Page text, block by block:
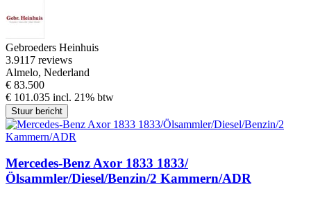
Gebroeders Heinhuis
3.9117 reviews
Almelo, Nederland
€ 83.500
€ 101.035 incl. 21% btw
Stuur bericht
Mercedes-Benz Axor 1833 1833/
Ölsammler/Diesel/Benzin/2 Kammern/ADR